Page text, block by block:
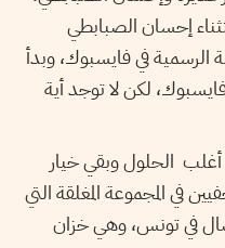
إحسان الصبابطي
الرسمية في فايسبوك، وبدأ
لكن لا توجد أية
الحلول وبقي خيار
في المجموعة المغلقة التي
في تونس، وهي خزان